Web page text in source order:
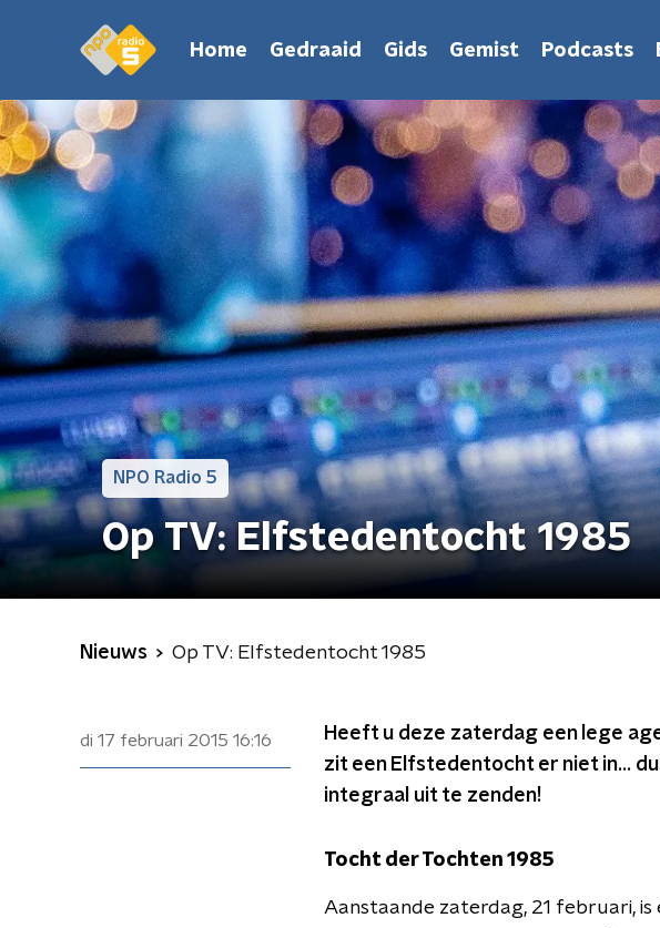
Home Gedraaid Gids Gemist Podcasts
NPO Radio 5
Op TV: Elfstedentocht 1985
Nieuws Op TV: Elfstedentocht 1985
di 17 februari 2015 16:16
Heeft u deze zaterdag een lege
zit een Elfstedentocht er niet in...
integraal uit te zenden!
Tocht der Tochten 1985
Aanstaande zaterdag, 21 februari,